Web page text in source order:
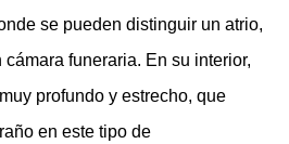
se pueden distinguir un atrio,
funeraria. En su interior,
profundo y estrecho, que
en este tipo de